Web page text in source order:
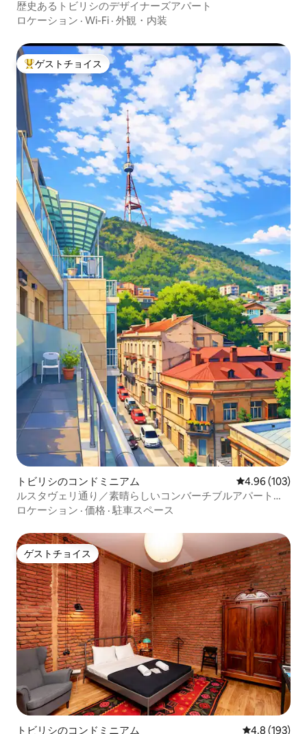
歴史あるトビリシのデザイナーズアパート
ロケーション · Wi-Fi · 外観・内装
大好評のゲストチョイスです。
ゲストチョイス
トビリシのコンドミニアム レビュー103
4.96 (103)
ルスタヴェリ通り／素晴らしいコンバーチブルアパート／
バスタブ
ロケーション · 価格 · 駐車スペース
ゲストチョイス
ゲストチョイス
トビリシのコンドミニアム レビュー193
4.8 (193)